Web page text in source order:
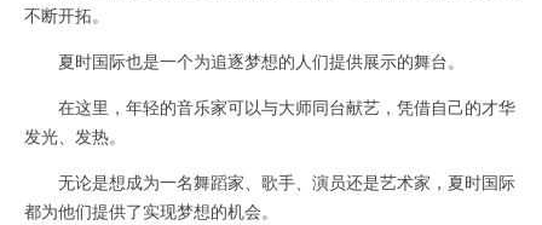
不断开拓。
夏时国际也是一个为追逐梦想的人们提供展示的舞台。
在这里，年轻的音乐家可以与大师同台献艺，凭借自己的才华
发光、发热。
无论是想成为一名舞蹈家、歌手、演员还是艺术家，夏时国际
都为他们提供了实现梦想的机会。